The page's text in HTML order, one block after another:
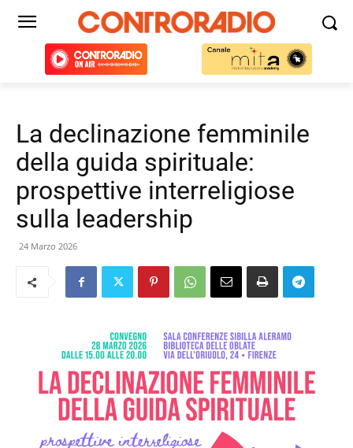
La declinazione femminile
della guida spirituale:
prospettive interreligiose
sulla leadership
24 Marzo 2026